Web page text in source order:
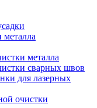
металла
сварных швов
для лазерных
очистки